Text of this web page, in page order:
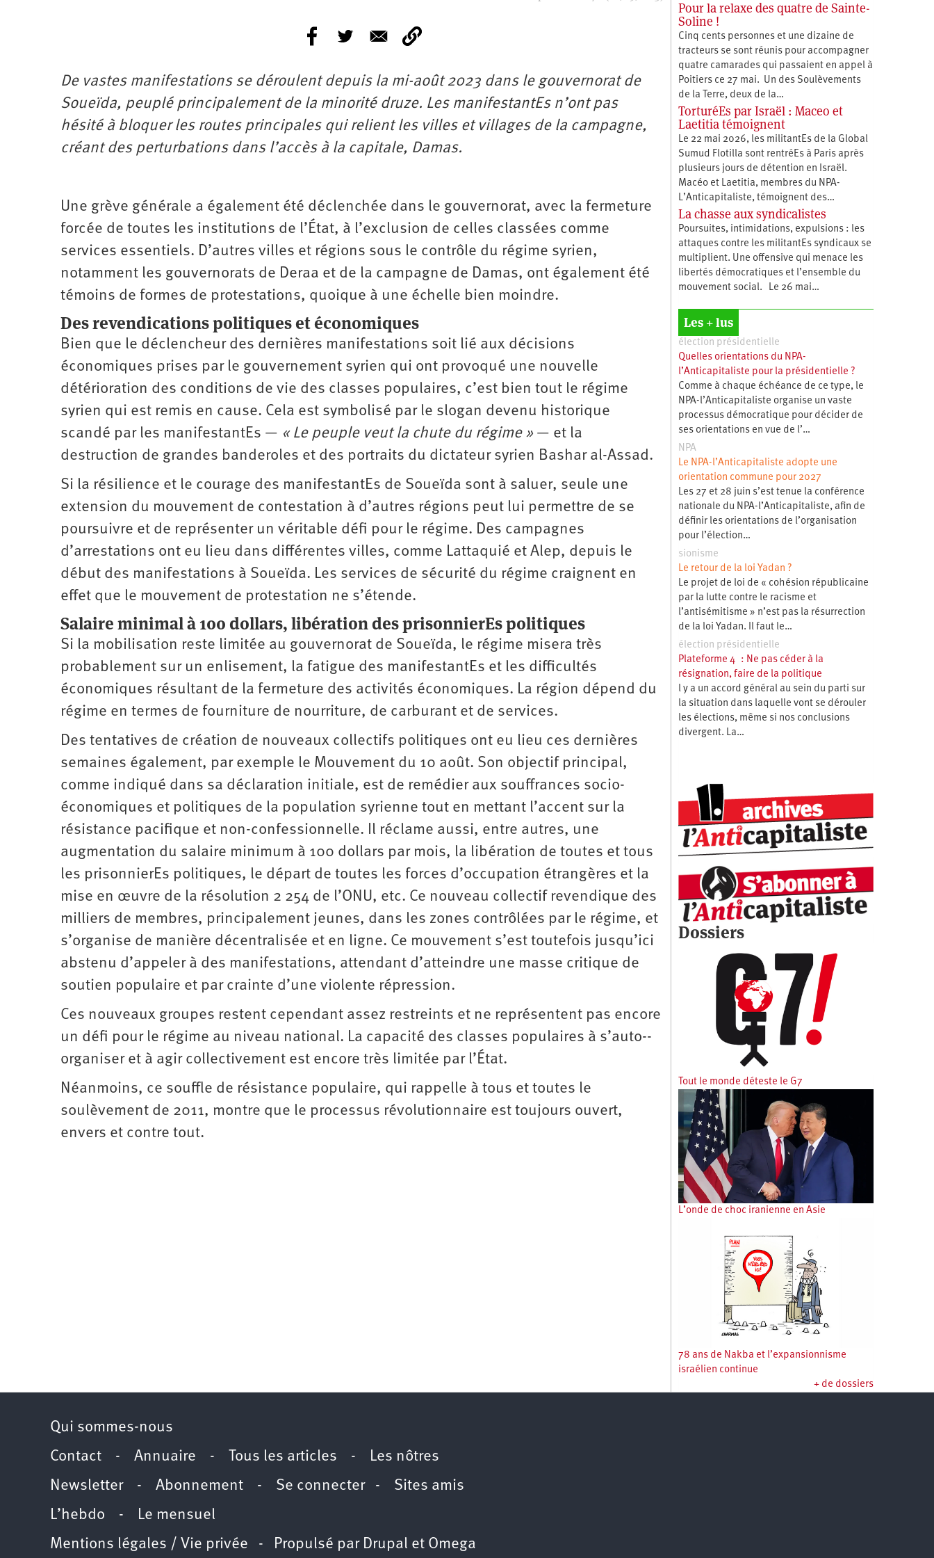
De vastes manifestations se déroulent depuis la mi-août 2023 dans le gouvernorat de
Soueïda, peuplé principalement de la minorité druze. Les manifestantEs n’ont pas
hésité à bloquer les routes principales qui relient les villes et villages de la campagne,
créant des perturbations dans l’accès à la capitale, Damas.
Une grève générale a également été déclenchée dans le gouvernorat, avec la fermeture
forcée de toutes les institutions de l’État, à l’exclusion de celles classées comme
services essentiels. D’autres villes et régions sous le contrôle du régime syrien,
notamment les gouvernorats de Deraa et de la campagne de Damas, ont également été
témoins de formes de ­protestations, quoique à une échelle bien moindre.
Des revendications politiques et économiques
Bien que le déclencheur des dernières manifestations soit lié aux décisions
économiques prises par le gouvernement syrien qui ont provoqué une nouvelle
détérioration des conditions de vie des classes populaires, c’est bien tout le régime
syrien qui est remis en cause. Cela est symbolisé par le slogan devenu historique
scandé par les manifestantEs — « Le peuple veut la chute du régime » — et la
destruction de grandes banderoles et des portraits du dictateur syrien Bashar al-Assad.
Si la résilience et le courage des manifestantEs de Soueïda sont à saluer, seule une
extension du mouvement de contestation à d’autres régions peut lui permettre de se
poursuivre et de représenter un véritable défi pour le régime. Des campagnes
d’arrestations ont eu lieu dans différentes villes, comme Lattaquié et Alep, depuis le
début des manifestations à Soueïda. Les services de sécurité du régime craignent en
effet que le mouvement de protestation ne s’étende.
Salaire minimal à 100 dollars, libération des prisonnierEs politiques
Si la mobilisation reste limitée au gouvernorat de Soueïda, le régime misera très
probablement sur un enlisement, la fatigue des manifestantEs et les difficultés
économiques résultant de la fermeture des activités économiques. La région dépend du
régime en termes de fourniture de nourriture, de carburant et de services.
Des tentatives de création de nouveaux collectifs politiques ont eu lieu ces dernières
semaines également, par exemple le Mouvement du 10 août. Son objectif principal,
comme indiqué dans sa déclaration initiale, est de remédier aux souffrances socio-
économiques et politiques de la population syrienne tout en mettant l’accent sur la
résistance pacifique et non-confessionnelle. Il réclame aussi, entre autres, une
augmentation du salaire minimum à 100 dollars par mois, la libération de toutes et tous
les prisonnierEs politiques, le départ de toutes les forces d’occupation étrangères et la
mise en œuvre de la résolution 2 254 de l’ONU, etc. Ce nouveau collectif revendique des
milliers de membres, principalement jeunes, dans les zones contrôlées par le régime, et
s’organise de manière décentralisée et en ligne. Ce mouvement s’est toutefois jusqu’ici
abstenu d’appeler à des manifestations, attendant d’atteindre une masse critique de
soutien populaire et par crainte d’une violente répression.
Ces nouveaux groupes restent cependant assez restreints et ne représentent pas encore
un défi pour le régime au niveau national. La capacité des classes populaires à s’auto-­
organiser et à agir collectivement est encore très limitée par l’État.
Néanmoins, ce souffle de résistance populaire, qui rappelle à tous et toutes le
soulèvement de 2011, montre que le processus révolutionnaire est toujours ouvert,
envers et contre tout.
Pour la relaxe des quatre de Sainte-
Soline !
Cinq cents personnes et une dizaine de
tracteurs se sont réunis pour accompagner
quatre camarades qui passaient en appel à
Poitiers ce 27 mai. Un des Soulèvements
de la Terre, deux de la…
TorturéEs par Israël : Maceo et
Laetitia témoignent
Le 22 mai 2026, les militantEs de la Global
Sumud Flotilla sont rentréEs à Paris après
plusieurs jours de détention en Israël.
Macéo et Laetitia, membres du ‪NPA-
L’Anticapitaliste, témoignent des…
La chasse aux syndicalistes
Poursuites, intimidations, expulsions : les
attaques contre les militantEs syndicaux se
multiplient. Une offensive qui menace les
libertés démocratiques et l’ensemble du
mouvement social. Le 26 mai…
Les + lus
élection présidentielle
Quelles orientations du NPA-
l’Anticapitaliste pour la présidentielle ?
Comme à chaque échéance de ce type, le
NPA-l’Anticapitaliste organise un vaste
processus démocratique pour décider de
ses orientations en vue de l’…
NPA
Le NPA-l’Anticapitaliste adopte une
orientation commune pour 2027
Les 27 et 28 juin s’est tenue la conférence
nationale du NPA-l’Anticapitaliste, afin de
définir les orientations de l’organisation
pour l’élection…
sionisme
Le retour de la loi Yadan ?
Le projet de loi de « cohésion républicaine
par la lutte contre le racisme et
l’antisémitisme » n’est pas la résurrection
de la loi Yadan. Il faut le…
élection présidentielle
Plateforme 4 : Ne pas céder à la
résignation, faire de la politique
l y a un accord général au sein du parti sur
la situation dans laquelle vont se dérouler
les élections, même si nos conclusions
divergent. La…
Dossiers
Tout le monde déteste le G7
L’onde de choc iranienne en Asie
78 ans de Nakba et l’expansionnisme
israélien continue
+ de dossiers
Qui sommes-nous
Contact - Annuaire - Tous les articles - Les nôtres
Newsletter- Abonnement - Se connecter- Sites amis
L’hebdo - Le mensuel
Mentions légales / Vie privée - Propulsé par Drupal et Omega